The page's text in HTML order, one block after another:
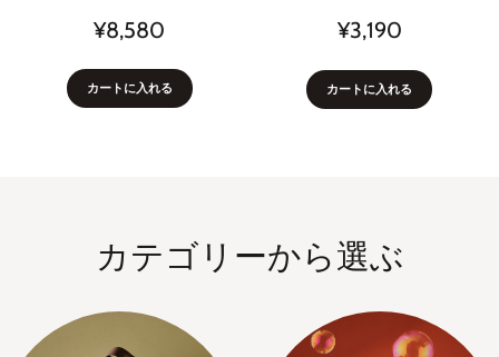
¥8,580
カートに入れる
¥3,190
カートに入れる
カテゴリーから選ぶ